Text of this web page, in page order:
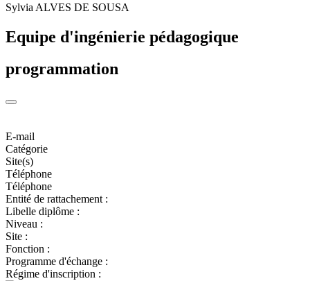
Sylvia ALVES DE SOUSA
Equipe d'ingénierie pédagogique
programmation
E-mail
Catégorie
Site(s)
Téléphone
Téléphone
Entité de rattachement :
Libelle diplôme :
Niveau :
Site :
Fonction :
Programme d'échange :
Régime d'inscription :